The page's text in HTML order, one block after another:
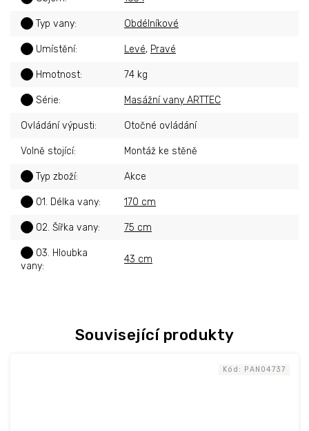
Související produkty
Kód: PAN04737
Typ vany: Obdélníkové
Umístění: Levé, Pravé
Hmotnost: 74 kg
Série: Masážní vany ARTTEC
Ovládání výpusti: Otočné ovládání
Volně stojící: Montáž ke stěně
Typ zboží: Akce
01. Délka vany: 170 cm
02. Šířka vany: 75 cm
03. Hloubka
vany:
43 cm